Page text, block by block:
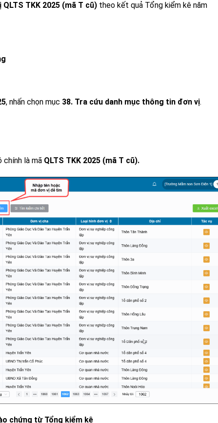
TKK 2025 (mã T cũ) theo kết quả Tổng kiểm kê năm
, nhấn chọn mục 38. Tra cứu danh mục thông tin đơn vị.
chính là mã QLTS TKK 2025 (mã T cũ).
chứng từ Tổng kiểm kê